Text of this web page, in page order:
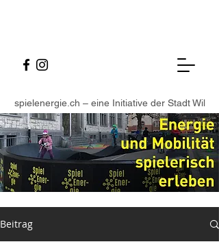
spielenergie.ch – eine Initiative der Stadt Wil
Beitrag